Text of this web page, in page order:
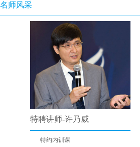
名师风采
特聘讲师-许乃威
特约内训课